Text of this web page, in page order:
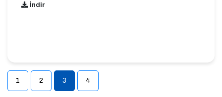
İndir
1 2 3
(current)
4